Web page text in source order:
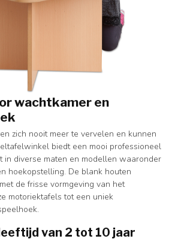
wachtkamer en
zich nooit meer te vervelen en kunnen
biedt een mooi professioneel
in diverse maten en modellen waaronder
hoekopstelling. De blank houten
de frisse vormgeving van het
motoriektafels tot een uniek
van 2 tot 10 jaar